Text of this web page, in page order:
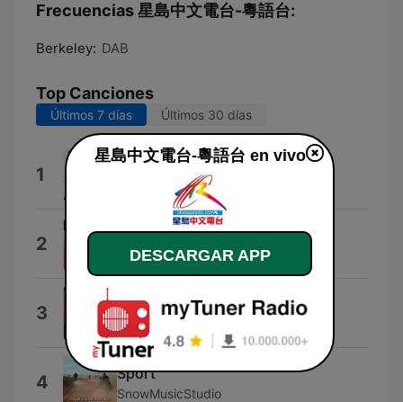
Frecuencias 星島中文電台-粵語台:
Berkeley: DAB
Top Canciones
Últimos 7 días Últimos 30 días
1 Tu Me Salvaste
2 Telecom Fanfare
John Epping
3 News Update
Keith Mansfield
4 Sport
SnowMusicStudio
星島中文電台-粵語台 en vivo
DESCARGAR APP